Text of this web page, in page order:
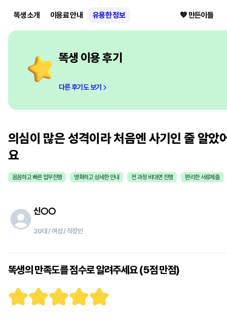
똑생 소개 이용료 안내 유용한 정보 💙 만든이들
똑생 이용 후기
다른 후기도 보기
의심이 많은 성격이라 처음엔 사기인 줄 알았
요
꼼꼼하고 빠른 업무진행 명확하고 상세한 안내 전 과정 비대면 진행 편리한 서류제출
신○○
20대 / 여성 / 직장인
똑생의 만족도를 점수로 알려주세요 (5점 만점)